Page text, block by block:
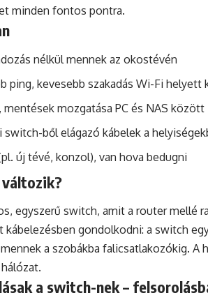
minden fontos pontra.
nélkül mennek az okostévén
ping, kevesebb szakadás Wi-Fi helyett
mozgatása PC és NAS között
ből elágazó kábelek a
új tévé, konzol), van hova bedugni
változik?
egyszerű switch, amit a router mellé
kábelezésben gondolkodni: a switch
a szobákba falicsatlakozókig. A
a switch-nek –